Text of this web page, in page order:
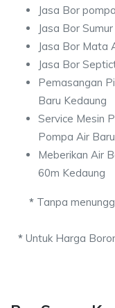
Jasa Bor
Jasa Bor
Jasa Bor Mata
Jasa Bor
Pemasangan
Baru Kedaung
Service Mesin
Pompa Air
Meberikan Air
60m Kedaung
*Tanpa
*Untuk Harga